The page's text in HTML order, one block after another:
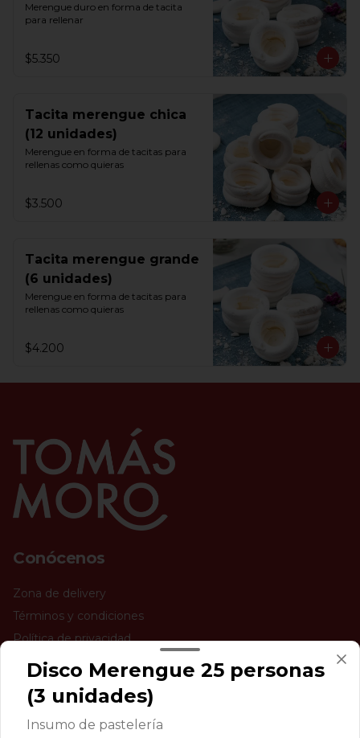
Merengue duro en forma de tacita
para rellenar
$5.350
Tacita merengue chica
(12 unidades)
Merengue en forma de tacitas para
rellenas como quieras
$3.500
Tacita merengue grande
(6 unidades)
Merengue en forma de tacitas para
rellenas como quieras
$4.200
Conócenos
Zona de delivery
Términos y condiciones
Política de privacidad
Redes sociales
Instagram
Facebook
Disco Merengue 25 personas
(3 unidades)
Insumo de pastelería